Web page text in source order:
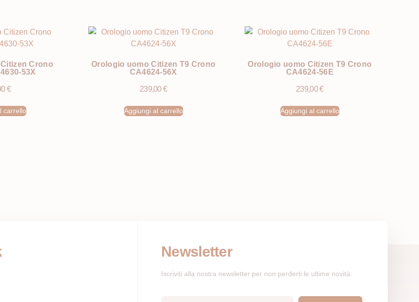
Crono
53X
€
carrello
Orologio uomo Citizen T9 Crono
CA4624-56X
239,00€
Aggiungi al carrello
Orologio uomo Citizen T9 Crono
CA4624-56E
239,00€
Aggiungi al carrello
Newsletter
Iscriviti alla nostra newsletter per non perderti le ultime novità.